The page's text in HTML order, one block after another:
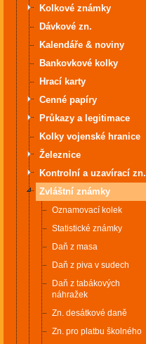
Kolkové známky
Dávkové zn.
Kalendáře & noviny
Bankovkové kolky
Hrací karty
Cenné papíry
Průkazy a legitimace
Kolky vojenské hranice
Železnice
Kontrolní a uzavírací zn.
Zvláštní známky
Oznamovací kolek
Statistické známky
Daň z masa
Daň z piva v sudech
Daň z tabákových
náhražek
Zn. desátkové daně
Zn. pro platbu školného